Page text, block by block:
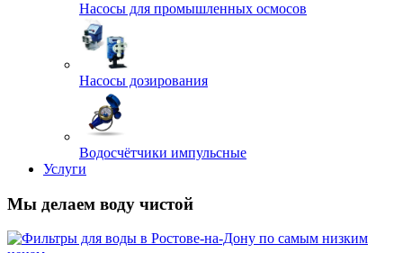
Насосы для промышленных осмосов
Насосы дозирования
Водосчётчики импульсные
Услуги
Мы делаем воду чистой